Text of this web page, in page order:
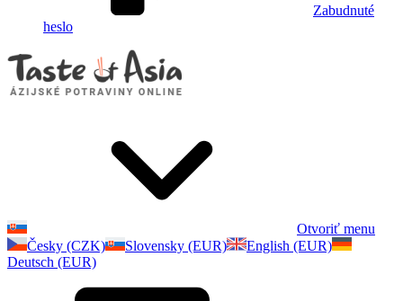
Zabudnuté
heslo
Otvoriť menu
Česky (CZK)
Slovensky (EUR)
English (EUR)
Deutsch (EUR)